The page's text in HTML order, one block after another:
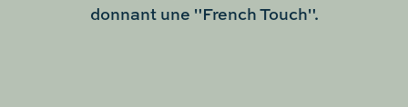
donnant une "French Touch".